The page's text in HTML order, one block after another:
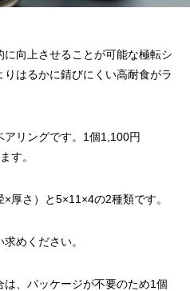
ッチ
点検
2024.10.31
向上させることが可能な極転シ
はるかに錆びにくい高耐食がラ
リングです。1個1,100円
す。
厚さ）と5×11×4の2種類です。
めください。
、パッケージが不要のため1個